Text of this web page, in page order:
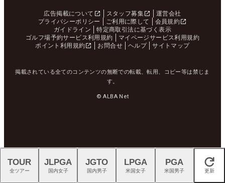
広告掲載について スタッフ募集
運営会社
プライバシーポリシー
ご利用に際して
会員規約
ガイドライン
特定商取引法に基づく表示
ゴルフ場予約サービス利用規約
マイページサービス利用規約
ポイント利用規約
お問合せ ヘルプ サイトマップ
掲載されている全てのコンテンツの無断での転載、転用、コピー等は禁じま
す。
© ALBA Net
閉じる
TOUR
全ツアー
JLPGA
国内女子
JGTO
国内男子
LPGA
米国女子
PGA
米国男子 更新